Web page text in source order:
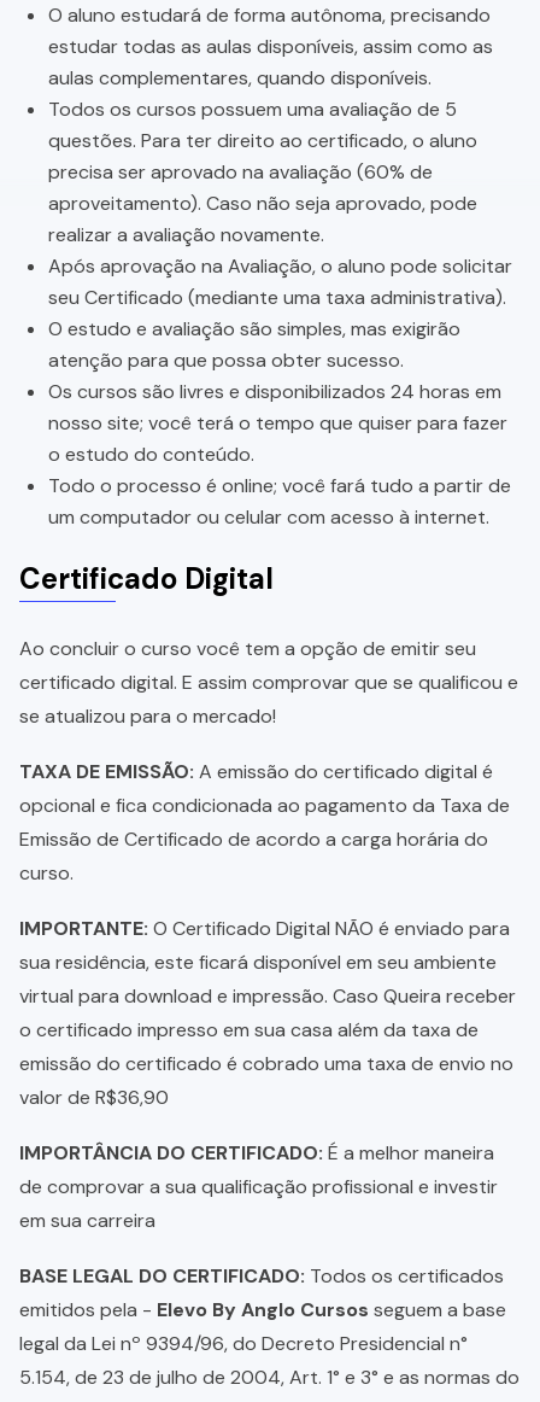
O aluno estudará de forma autônoma, precisando
estudar todas as aulas disponíveis, assim como as
aulas complementares, quando disponíveis.
Todos os cursos possuem uma avaliação de 5
questões. Para ter direito ao certificado, o aluno
precisa ser aprovado na avaliação (60% de
aproveitamento). Caso não seja aprovado, pode
realizar a avaliação novamente.
Após aprovação na Avaliação, o aluno pode solicitar
seu Certificado (mediante uma taxa administrativa).
O estudo e avaliação são simples, mas exigirão
atenção para que possa obter sucesso.
Os cursos são livres e disponibilizados 24 horas em
nosso site; você terá o tempo que quiser para fazer
o estudo do conteúdo.
Todo o processo é online; você fará tudo a partir de
um computador ou celular com acesso à internet.
Certificado Digital
Ao concluir o curso você tem a opção de emitir seu
certificado digital. E assim comprovar que se qualificou e
se atualizou para o mercado!
TAXA DE EMISSÃO: A emissão do certificado digital é
opcional e fica condicionada ao pagamento da Taxa de
Emissão de Certificado de acordo a carga horária do
curso.
IMPORTANTE: O Certificado Digital NÃO é enviado para
sua residência, este ficará disponível em seu ambiente
virtual para download e impressão. Caso Queira receber
o certificado impresso em sua casa além da taxa de
emissão do certificado é cobrado uma taxa de envio no
valor de R$36,90
IMPORTÂNCIA DO CERTIFICADO: É a melhor maneira
de comprovar a sua qualificação profissional e investir
em sua carreira
BASE LEGAL DO CERTIFICADO: Todos os certificados
emitidos pela - Elevo By Anglo Cursos seguem a base
legal da Lei nº 9394/96, do Decreto Presidencial n°
5.154, de 23 de julho de 2004, Art. 1° e 3° e as normas do